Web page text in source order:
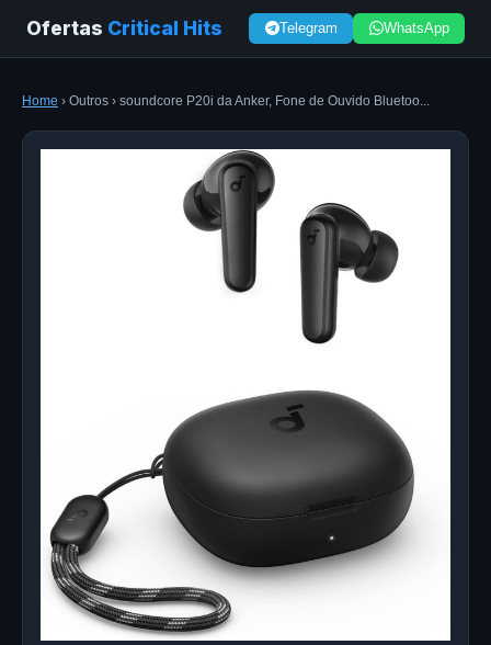
Ofertas Critical Hits Telegram WhatsApp
Home › Outros › soundcore P20i da Anker, Fone de Ouvido Bluetoo...